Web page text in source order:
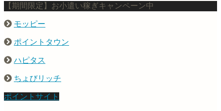
【期間限定】お小遣い稼ぎキャンペーン中
モッピー
ポイントタウン
ハピタス
ちょびリッチ
ポイントサイト